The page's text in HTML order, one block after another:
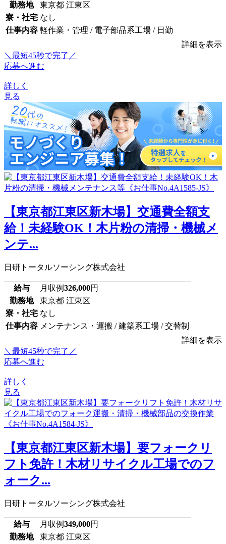
勤務地
東京都 江東区
寮・社宅 なし
仕事内容 軽作業・管理 / 電子部品系工場 / 日勤
詳細を表示
＼最短45秒で完了／
応募へ進む
詳しく
見る
【東京都江東区新木場】交通費全額支
給！未経験OK！木片粉の清掃・機械メ
ンテ...
日研トータルソーシング株式会社
給与 月収例326,000円
勤務地
東京都 江東区
寮・社宅 なし
仕事内容 メンテナンス・運搬 / 建築系工場 / 交替制
詳細を表示
＼最短45秒で完了／
応募へ進む
詳しく
見る
【東京都江東区新木場】要フォークリ
フト免許！木材リサイクル工場でのフ
ォーク...
日研トータルソーシング株式会社
給与 月収例349,000円
勤務地
東京都 江東区